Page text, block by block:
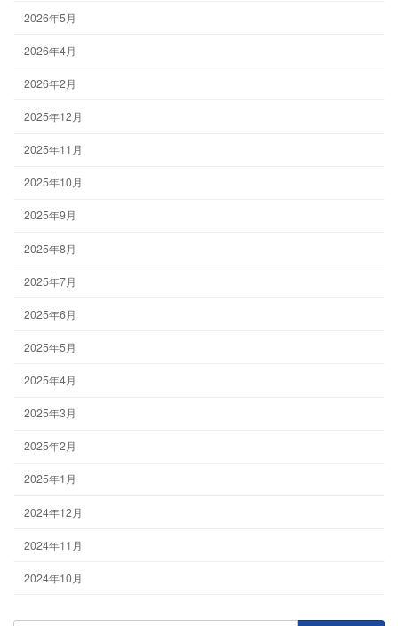
2026年5月
2026年4月
2026年2月
2025年12月
2025年11月
2025年10月
2025年9月
2025年8月
2025年7月
2025年6月
2025年5月
2025年4月
2025年3月
2025年2月
2025年1月
2024年12月
2024年11月
2024年10月